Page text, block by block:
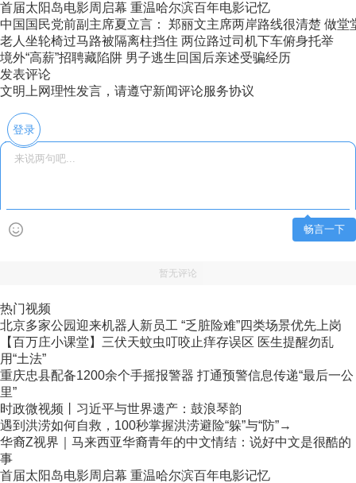
首届太阳岛电影周启幕 重温哈尔滨百年电影记忆
中国国民党前副主席夏立言： 郑丽文主席两岸路线很清楚 做堂
老人坐轮椅过马路被隔离柱挡住 两位路过司机下车俯身托举
境外“高薪”招聘藏陷阱 男子逃生回国后亲述受骗经历
发表评论
文明上网理性发言，请遵守新闻评论服务协议
登录
畅言一下
暂无评论
热门视频
北京多家公园迎来机器人新员工 “乏脏险难”四类场景优先上岗
【百万庄小课堂】三伏天蚊虫叮咬止痒存误区 医生提醒勿乱
用“土法”
重庆忠县配备1200余个手摇报警器 打通预警信息传递“最后一公
里”
时政微视频丨习近平与世界遗产：鼓浪琴韵
遇到洪涝如何自救，100秒掌握洪涝避险“躲”与“防”→
华裔Z视界｜马来西亚华裔青年的中文情结：说好中文是很酷的
事
首届太阳岛电影周启幕 重温哈尔滨百年电影记忆